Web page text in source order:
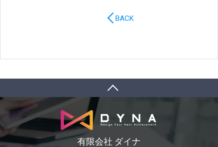
BACK
有限会社 ダイナ